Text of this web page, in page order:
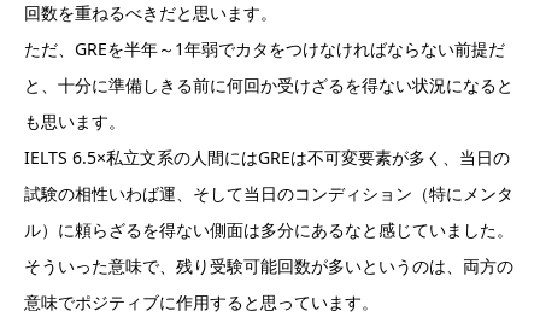
回数を重ねるべきだと思います。
ただ、GREを半年～1年弱でカタをつけなければならない前提だ
と、十分に準備しきる前に何回か受けざるを得ない状況になると
も思います。
IELTS 6.5×私立文系の人間にはGREは不可変要素が多く、当日の
試験の相性いわば運、そして当日のコンディション（特にメンタ
ル）に頼らざるを得ない側面は多分にあるなと感じていました。
そういった意味で、残り受験可能回数が多いというのは、両方の
意味でポジティブに作用すると思っています。